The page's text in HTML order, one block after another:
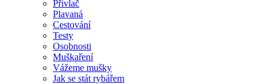
Přívlač
Plavaná
Cestování
Testy
Osobnosti
Muškaření
Vážeme mušky
Jak se stát rybářem